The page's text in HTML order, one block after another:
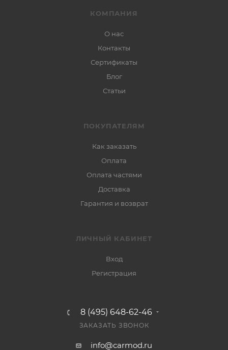
КОМПАНИЯ
О нас
Контакты
Сертификаты
Блог
Статьи
ПОКУПАТЕЛЯМ
Как заказать
Оплата
Оплата частями
Доставка
Гарантия и возврат
ЛИЧНЫЙ КАБИНЕТ
Вход
Регистрация
8 (495) 648-62-46
ЗАКАЗАТЬ ЗВОНОК
info@carmod.ru